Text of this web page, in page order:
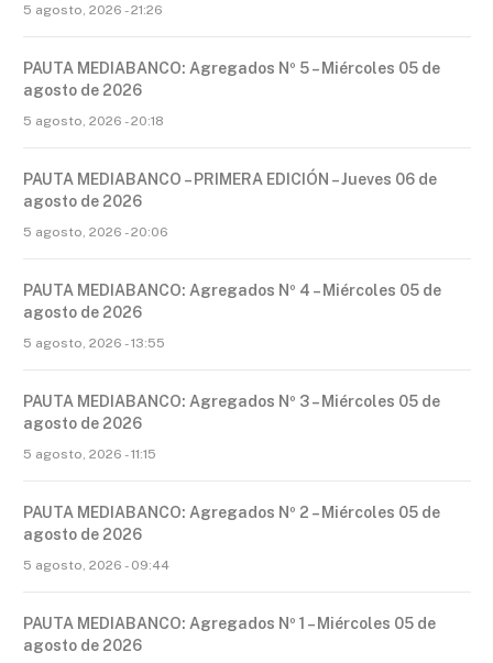
5 agosto, 2026 - 21:26
PAUTA MEDIABANCO: Agregados Nº 5 – Miércoles 05 de
agosto de 2026
5 agosto, 2026 - 20:18
PAUTA MEDIABANCO – PRIMERA EDICIÓN – Jueves 06 de
agosto de 2026
5 agosto, 2026 - 20:06
PAUTA MEDIABANCO: Agregados Nº 4 – Miércoles 05 de
agosto de 2026
5 agosto, 2026 - 13:55
PAUTA MEDIABANCO: Agregados Nº 3 – Miércoles 05 de
agosto de 2026
5 agosto, 2026 - 11:15
PAUTA MEDIABANCO: Agregados Nº 2 – Miércoles 05 de
agosto de 2026
5 agosto, 2026 - 09:44
PAUTA MEDIABANCO: Agregados Nº 1 – Miércoles 05 de
agosto de 2026